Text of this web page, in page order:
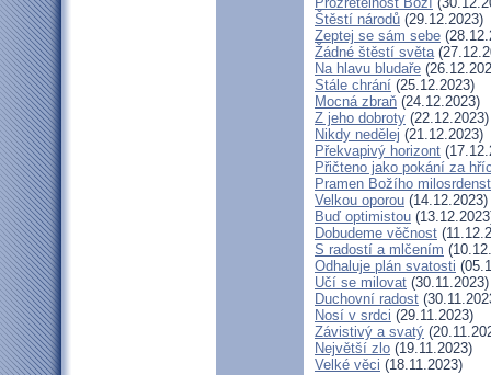
Štěstí národů (29.12.2023)
Zeptej se sám sebe
Žádné štěstí světa
Na hlavu bludaře
Stále chrání (25.12.2023)
Mocná zbraň (24.12.2023)
Z jeho dobroty (22.12.2023)
Nikdy nedělej (21.12.2023)
Překvapivý horizont
Přičteno jako pokání za
Pramen Božího
Velkou oporou (14.12.2023)
Buď optimistou
Dobudeme věčnost
S radostí a mlčením
Odhaluje plán svatosti
Učí se milovat (30.11.2023)
Duchovní radost
Nosí v srdci (29.11.2023)
Závistivý a svatý
Největší zlo (19.11.2023)
Velké věci (18.11.2023)